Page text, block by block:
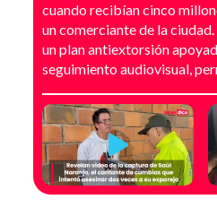
cuando recibían cinco
un comerciante de la
un plan antiextorsión
seguimiento audiovisual,
digitales, suplantación de
directa sobre
investigación no comenzó
temor de un comerciante
mensajes y llamadas en las